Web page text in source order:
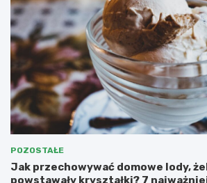
POZOSTAŁE
Jak przechowywać domowe lody,
powstawały kryształki? 7